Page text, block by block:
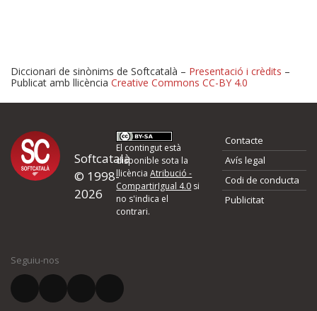
Proposeu-nos millores o
d'errors
Si heu trobat un error o voleu proposar alguna millora, ompliu els
quina és la millora que proposeu o l'error del qual voleu informar-
El vostre correu electrònic *
Diccionari de sinònims de Softcatalà – Presentació i crèdits –
Publicat amb llicència Creative Commons CC-BY 4.0
Softcatalà
© 1998-
2026
El contingut està
disponible sota la
llicènciaAtribució -
CompartirIgual 4.0 si
no s'indica el
contrari.
Contacte
Avís legal
Codi de conducta
Publicitat
Seguiu-nos